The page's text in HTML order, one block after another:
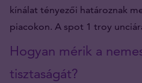
kínálat tényezői határoznak
piacokon. A spot 1 troy
Hogyan mérik a
tisztaságát?